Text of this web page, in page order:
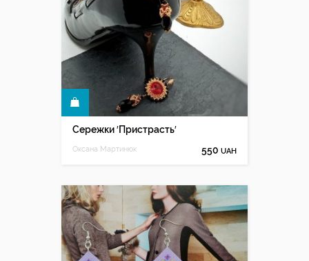
Сережки ′Пристрасть′
Оксана Мартинюк 550 UAH